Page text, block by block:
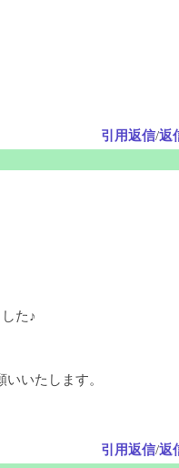
引用返信/返
た♪
いたします。
引用返信/返